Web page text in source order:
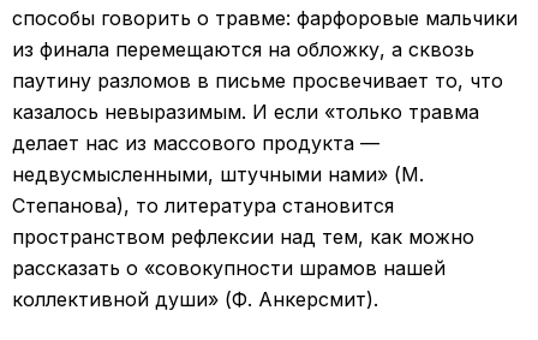
способы говорить о травме: фарфоровые мальчики
из финала перемещаются на обложку, а сквозь
паутину разломов в письме просвечивает то, что
казалось невыразимым. И если «только травма
делает нас из массового продукта —
недвусмысленными, штучными нами» (М.
Степанова), то литература становится
пространством рефлексии над тем, как можно
рассказать о «совокупности шрамов нашей
коллективной души» (Ф. Анкерсмит).